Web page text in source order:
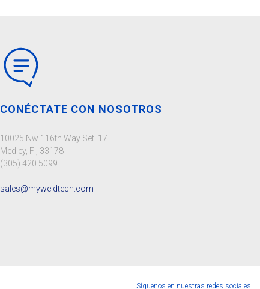
CONÉCTATE CON NOSOTROS
10025 Nw 116th Way Set. 17
Medley, Fl, 33178
(305) 420.5099
sales@myweldtech.com
Síguenos en nuestras redes sociales